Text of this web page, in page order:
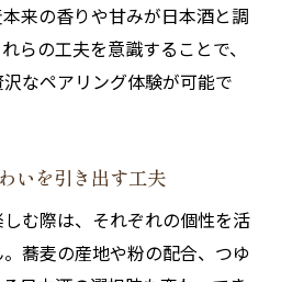
来の香りや甘みが日本酒と調
らの工夫を意識することで、
なペアリング体験が可能で
いを引き出す工夫
む際は、それぞれの個性を活
蕎麦の産地や粉の配合、つゆ